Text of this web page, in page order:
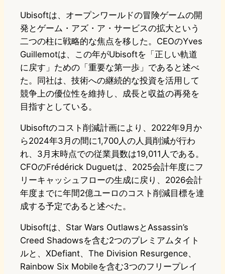
Ubisoftは、オープンワールドの冒険ゲームの開
発とゲーム・アズ・ア・サービスの拡大という
二つの柱に戦略的な焦点を移した。CEOのYves
Guillemotは、この年がUbisoftを「正しい軌道
に戻す」ための「重要な第一歩」であると述べ
た。同社は、技術への継続的な投資を活用して
競争上の優位性を維持し、成長と収益の再発を
目指すとしている。
Ubisoftのコスト削減計画により、2022年9月か
ら2024年3月の間に1,700人の人員削減が行わ
れ、3月末時点での従業員数は19,011人である。
CFOのFrédérick Duguetは、2025会計年度にフ
リーキャッシュフローの生成に戻り、2026会計
年度までに年間2億ユーロのコスト削減目標を達
成する予定であると述べた。
Ubisoftは、Star Wars OutlawsとAssassin’s
Creed Shadowsを含む2つのプレミアムタイト
ルと、XDefiant、The Division Resurgence、
Rainbow Six Mobileを含む3つのフリープレイ